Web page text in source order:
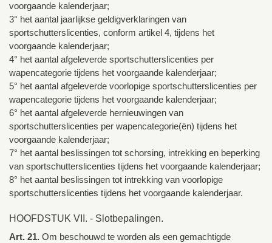
voorgaande kalenderjaar;
3° het aantal jaarlijkse geldigverklaringen van
sportschutterslicenties, conform artikel 4, tijdens het
voorgaande kalenderjaar;
4° het aantal afgeleverde sportschutterslicenties per
wapencategorie tijdens het voorgaande kalenderjaar;
5° het aantal afgeleverde voorlopige sportschutterslicenties per
wapencategorie tijdens het voorgaande kalenderjaar;
6° het aantal afgeleverde hernieuwingen van
sportschutterslicenties per wapencategorie(ën) tijdens het
voorgaande kalenderjaar;
7° het aantal beslissingen tot schorsing, intrekking en beperking
van sportschutterslicenties tijdens het voorgaande kalenderjaar;
8° het aantal beslissingen tot intrekking van voorlopige
sportschutterslicenties tijdens het voorgaande kalenderjaar.
HOOFDSTUK VII. - Slotbepalingen.
Art. 21. Om beschouwd te worden als een gemachtigde